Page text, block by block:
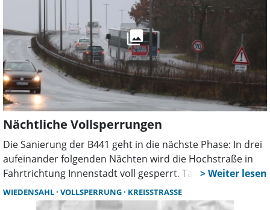
Nächtliche Vollsperrungen
Die Sanierung der B441 geht in die nächste Phase: In drei
aufeinander folgenden Nächten wird die Hochstraße in
Fahrtrichtung Innenstadt voll gesperrt. Tagsüber sind
anschließend weitere Einschränkungen nötig.
Ortskundige sollten den Bereich großräumig umfahren.
WIEDENSAHL VOLLSPERRUNG KREISSTRASSE